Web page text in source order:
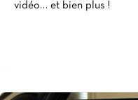
vidéo… et bien plus !